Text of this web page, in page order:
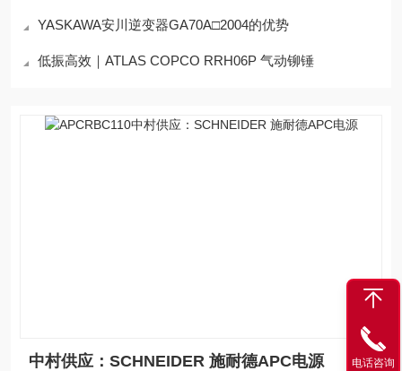
YASKAWA安川逆变器GA70A□2004的优势
低振高效｜ATLAS COPCO RRH06P 气动铆锤
中村供应：SCHNEIDER 施耐德APC电源 电话咨询